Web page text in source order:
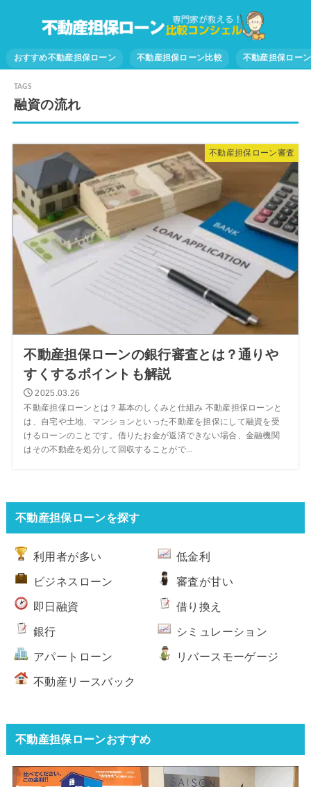
おすすめ不動産担保ローン 不動産担保ローン比較 不動産担保ロー
融資の流れ
不動産担保ローン審査
不動産担保ローンの銀行審査とは？通りや
すくするポイントも解説
2025.03.26
不動産担保ローンとは？基本のしくみと仕組み 不動産担保ローンと
は、自宅や土地、マンションといった不動産を担保にして融資を受
けるローンのことです。借りたお金が返済できない場合、金融機関
はその不動産を処分して回収することがで...
不動産担保ローンを探す
利用者が多い 低金利
ビジネスローン 審査が甘い
即日融資 借り換え
銀行 シミュレーション
アパートローン リバースモーゲージ
不動産リースバック
不動産担保ローンおすすめ